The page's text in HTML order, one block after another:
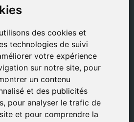
des cookies et
technologies de suivi
votre expérience
sur notre site, pour
un contenu
et des publicités
pour analyser le trafic de
et pour comprendre la
des cookies et
technologies de suivi
votre expérience
sur notre site, pour
un contenu
et des publicités
pour analyser le trafic de
et pour comprendre la